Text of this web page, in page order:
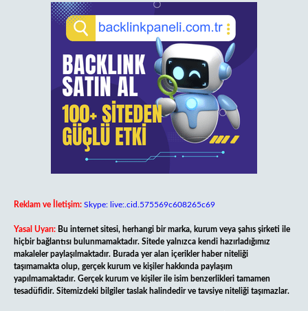
Reklam ve İletişim: Skype: live:.cid.575569c608265c69
Yasal Uyarı: Bu internet sitesi, herhangi bir marka, kurum veya şahıs şirketi ile
hiçbir bağlantısı bulunmamaktadır. Sitede yalnızca kendi hazırladığımız
makaleler paylaşılmaktadır. Burada yer alan içerikler haber niteliği
taşımamakta olup, gerçek kurum ve kişiler hakkında paylaşım
yapılmamaktadır. Gerçek kurum ve kişiler ile isim benzerlikleri tamamen
tesadüfidir. Sitemizdeki bilgiler taslak halindedir ve tavsiye niteliği taşımazlar.